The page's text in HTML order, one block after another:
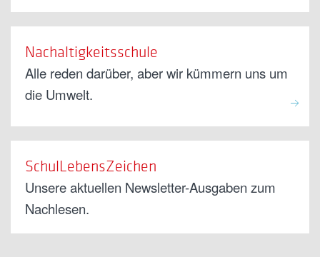
Nachaltigkeitsschule
Alle reden darüber, aber wir kümmern uns um
die Umwelt.
SchulLebensZeichen
Unsere aktuellen Newsletter-Ausgaben zum
Nachlesen.